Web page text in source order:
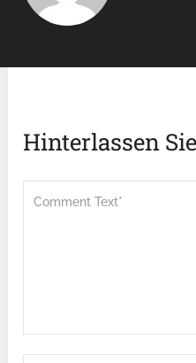
Hinterlassen